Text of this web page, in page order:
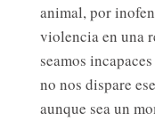
animal, por
violencia en una
seamos
no nos dispare
aunque sea un